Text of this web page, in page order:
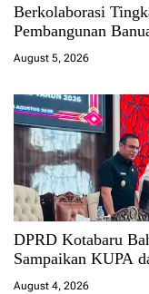
Berkolaborasi
Pembangunan
August 5, 2026
DPRD Kotabaru
Sampaikan KUPA
August 4, 2026